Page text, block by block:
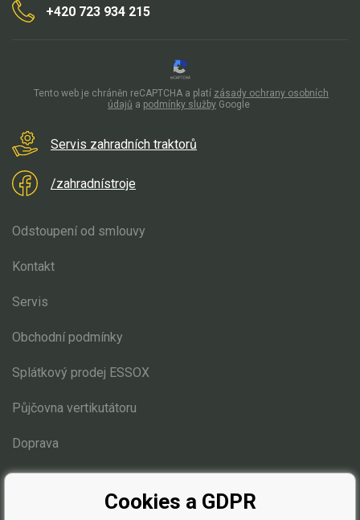
+420 723 934 215
Servis zahradních traktorů
/zahradnístroje
Odstoupení od smlouvy
Kontakt
Servis
Obchodní podmínky
Splátkový prodej ESSOX
Půjčovna vertikutátoru
Doprava
Blog
Tento web je chráněn reCAPTCHA a platí zásady ochrany osobních
údajů a podmínky služby Google
Cookies a GDPR